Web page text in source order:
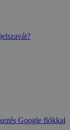
Google fiókkal